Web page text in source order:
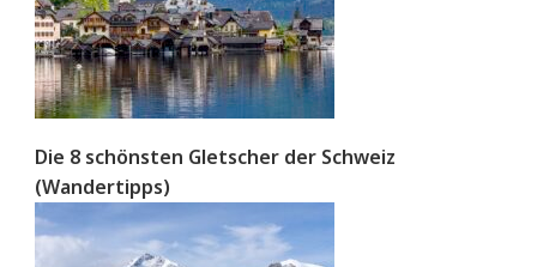
Die 8 schönsten Gletscher der Schweiz
(Wandertipps)